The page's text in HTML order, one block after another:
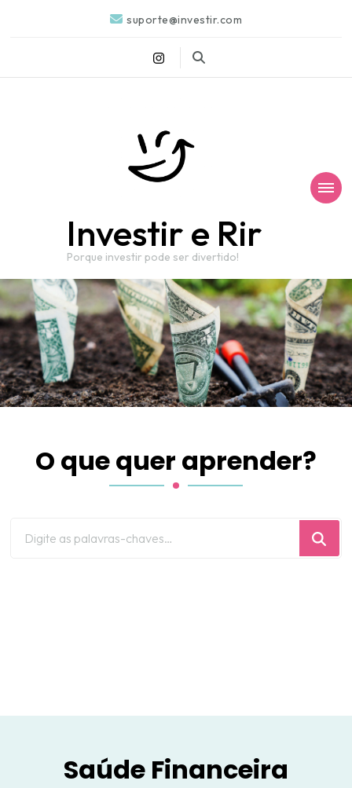
suporte@investir.com
Investir e Rir
Porque investir pode ser divertido!
O que quer aprender?
Saúde Financeira